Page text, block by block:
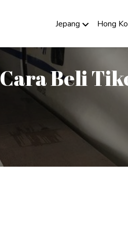
Jepang Hong
Cara Beli